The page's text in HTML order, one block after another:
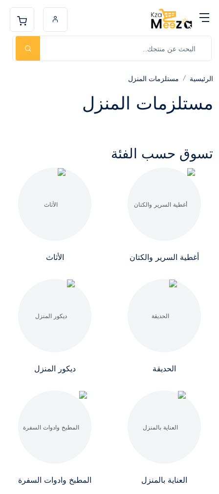
الرئيسية مستلزمات المنزل
مستلزمات المنزل
تسوق حسب الفئة
أغطية السرير والكتان الأثاث
الحديقة ديكور المنزل
العناية بالمنزل المطبخ وادوات السفرة